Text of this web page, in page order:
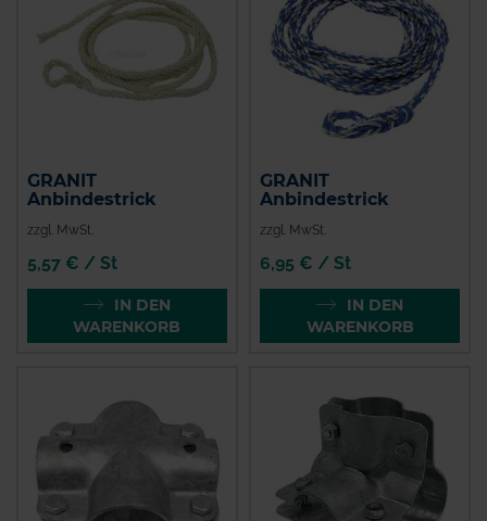
GRANIT
Anbindestrick
zzgl. MwSt.
5,57 € / St
IN DEN
WARENKORB
GRANIT
Anbindestrick
zzgl. MwSt.
6,95 € / St
IN DEN
WARENKORB